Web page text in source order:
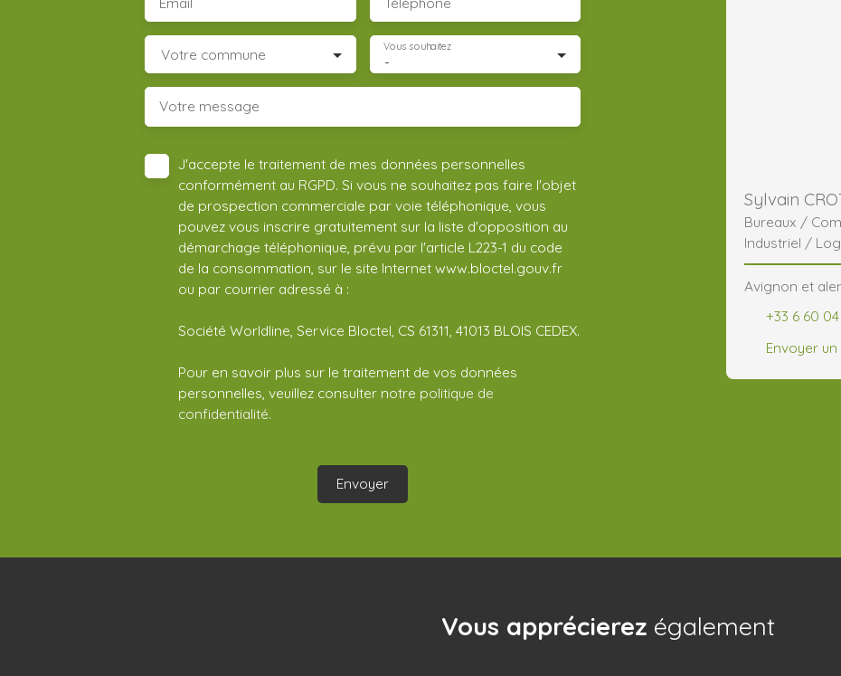
Votre commune -
Vous souhaitez
Votre message
J'accepte le traitement de mes données personnelles
conformément au RGPD. Si vous ne souhaitez pas faire l'objet
de prospection commerciale par voie téléphonique, vous
pouvez vous inscrire gratuitement sur la liste d'opposition au
démarchage téléphonique, prévu par l'article L223-1 du code
de la consommation, sur le site Internet www.bloctel.gouv.fr
ou par courrier adressé à :
Société Worldline, Service Bloctel, CS 61311, 41013 BLOIS CEDEX.
Pour en savoir plus sur le traitement de vos données
personnelles, veuillez consulter notre politique de
confidentialité.
Envoyer
Sylvain
Bureaux /
Industriel /
CHR
Avignon et
+33 6 60 04
Envoyer
Vous apprécierez également